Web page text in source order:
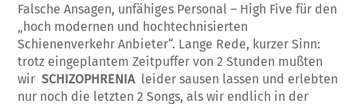
Falsche Ansagen, unfähiges Personal – High Five für den
„hoch modernen und hochtechnisierten
Schienenverkehr Anbieter“. Lange Rede, kurzer Sinn:
trotz eingeplantem Zeitpuffer von 2 Stunden mußten
wirSCHIZOPHRENIAleider sausen lassen und erlebten
nur noch die letzten 2 Songs, als wir endlich in der